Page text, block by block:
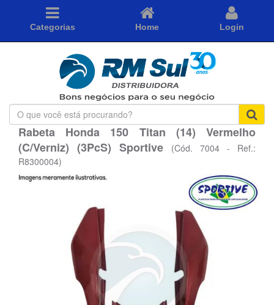
Categorias Home Login
O
que
você
está
procurando?
Rabeta Honda 150 Titan (14) Vermelho
(C/Verniz) (3PcS) Sportive
(Cód. 7004 - Ref.:
R8300004)